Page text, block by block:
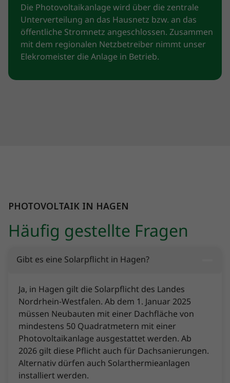
Die Photovoltaikanlage wird über die zentrale
Unterverteilung an das Hausnetz bzw. an das
öffentliche Stromnetz angeschlossen. Zusammen
mit dem regionalen Netzbetreiber nimmt unser
Elekromeister die Anlage in Betrieb.
PHOTOVOLTAIK IN HAGEN
Häufig gestellte Fragen
Gibt es eine Solarpflicht in Hagen?
Ja, in Hagen gilt die Solarpflicht des Landes
Nordrhein-Westfalen. Ab dem 1. Januar 2025
müssen Neubauten mit einer Dachfläche von
mindestens 50 Quadratmetern mit einer
Photovoltaikanlage ausgestattet werden. Ab
2026 gilt diese Pflicht auch für Dachsanierungen.
Alternativ dürfen auch Solarthermieanlagen
installiert werden.